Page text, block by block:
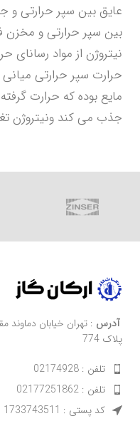
عایق بین سپر حرارتی و
بین سپر حرارتی و
نیتروژن از مواد رسانای
حرارت سپر حرارتی
مایع بوده که حرارت
جذب می کند ونیتروژن
آدرس : تهران خیابان دماوند
پلاک 774
تلفن : 02174928
تلفن : 02177251862
کد پستی : 1733743511